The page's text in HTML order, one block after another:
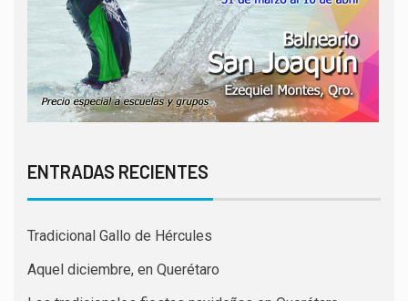
ENTRADAS RECIENTES
Tradicional Gallo de Hércules
Aquel diciembre, en Querétaro